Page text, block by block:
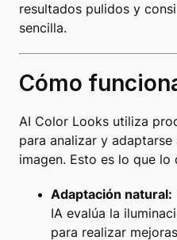
resultados pulidos y
sencilla.
Cómo
AI Color Looks utiliza
para analizar y
imagen. Esto es lo que lo
Adaptación natural:
IA evalúa la
para realizar